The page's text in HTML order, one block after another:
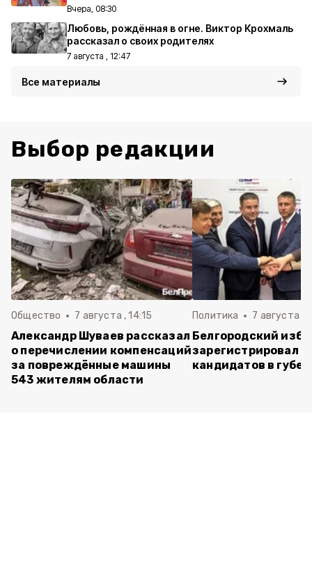
Вчера, 08:30
Любовь, рождённая в огне. Виктор Крохмаль
рассказал о своих родителях
7 августа , 12:47
Все материалы
Выбор редакции
Общество 7 августа , 14:15
Александр Шуваев рассказал
о перечислении компенсаций
за повреждённые машины
543 жителям области
Политика 7 августа ,
Белгородский
зарегистрировал
кандидатов в